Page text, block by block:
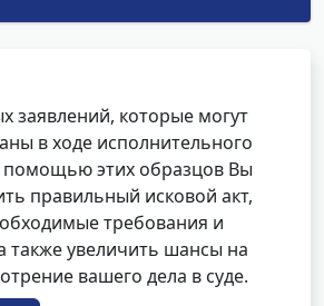
заявлений, которые могут
в ходе исполнительного
помощью этих образцов Вы
правильный исковой акт,
требования и
также увеличить шансы на
вашего дела в суде.